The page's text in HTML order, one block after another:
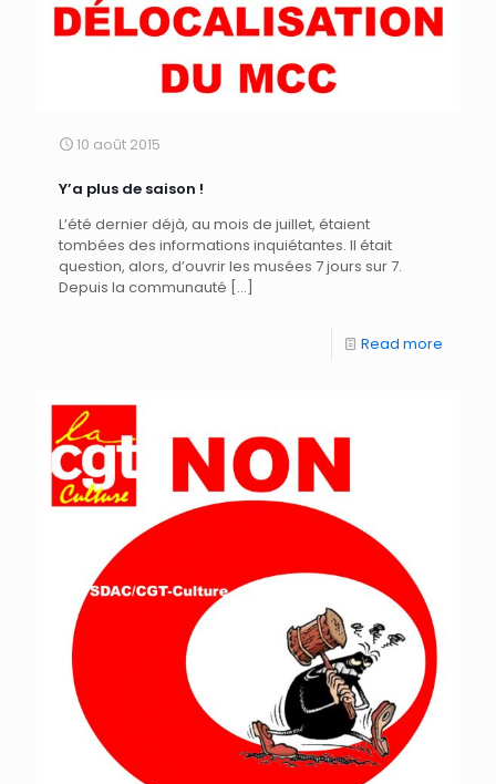
10 août 2015
Y’a plus de saison !
L’été dernier déjà, au mois de juillet, étaient
tombées des informations inquiétantes. Il était
question, alors, d’ouvrir les musées 7 jours sur 7.
Depuis la communauté […]
Read more